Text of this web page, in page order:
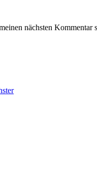
nächsten Kommentar